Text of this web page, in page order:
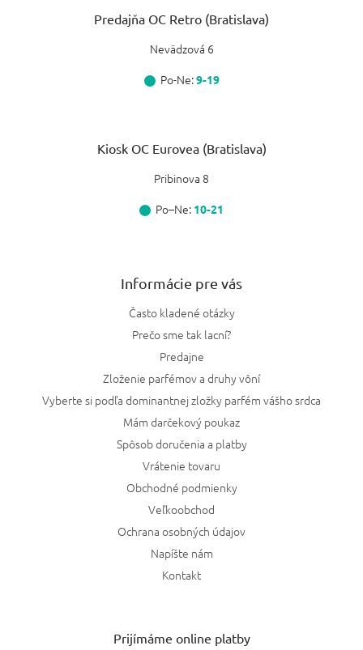
Predajňa OC Retro (Bratislava)
Nevädzová 6
Po-Ne:9-19
Kiosk OC Eurovea (Bratislava)
Pribinova 8
Po–Ne: 10-21
Informácie pre vás
Často kladené otázky
Prečo sme tak lacní?
Predajne
Zloženie parfémov a druhy vôní
Vyberte si podľa dominantnej zložky parfém vášho srdca
Mám darčekový poukaz
Spôsob doručenia a platby
Vrátenie tovaru
Obchodné podmienky
Veľkoobchod
Ochrana osobných údajov
Napíšte nám
Kontakt
Prijímáme online platby